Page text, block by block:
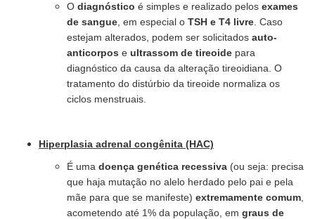
O diagnóstico é simples e realizado pelos exames
de sangue , em especial o TSH e T4 livre . Caso
estejam alterados, podem ser solicitados auto-
anticorpos e ultrassom de tireoide para
diagnóstico da causa da alteração tireoidiana. O
tratamento do distúrbio da tireoide normaliza os
ciclos menstruais.
Hiperplasia adrenal congênita (HAC)
É uma doença genética recessiva (ou seja: precisa
que haja mutação no alelo herdado pelo pai e pela
mãe para que se manifeste) extremamente comum
acometendo até 1% da população, em graus de